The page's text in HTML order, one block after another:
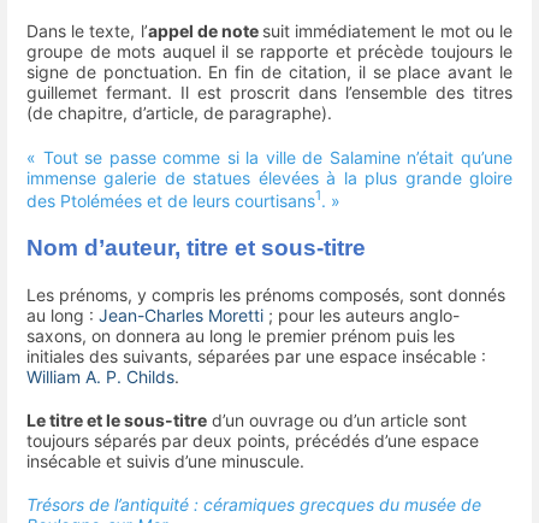
Dans le texte, l’appel de note suit immédiatement le mot ou le
groupe de mots auquel il se rapporte et précède toujours le
signe de ponctuation. En fin de citation, il se place avant le
guillemet fermant. Il est proscrit dans l’ensemble des titres
(de chapitre, d’article, de paragraphe).
« Tout se passe comme si la ville de Salamine n’était qu’une
immense galerie de statues élevées à la plus grande gloire
des Ptolémées et de leurs courtisans1. »
Nom d’auteur, titre et sous-titre
Les prénoms, y compris les prénoms composés, sont donnés
au long : Jean-Charles Moretti ; pour les auteurs anglo-
saxons, on donnera au long le premier prénom puis les
initiales des suivants, séparées par une espace insécable :
William A. P. Childs.
Le titre et le sous-titre d’un ouvrage ou d’un article sont
toujours séparés par deux points, précédés d’une espace
insécable et suivis d’une minuscule.
Trésors de l’antiquité : céramiques grecques du musée de